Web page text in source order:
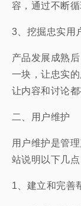
容，通过不断
3、挖掘忠实用
产品发展成熟
一块，让忠实
让内容和讨论
二、用户维护
用户维护是管
站说明以下几点
1、建立和完善